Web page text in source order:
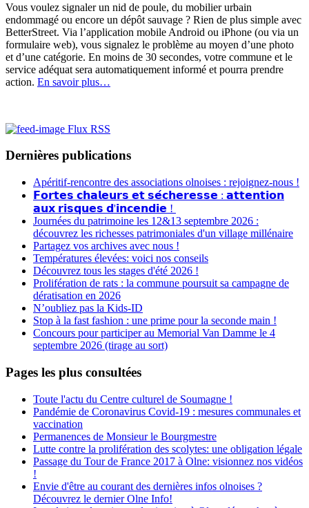
Vous voulez signaler un nid de poule, du mobilier urbain
endommagé ou encore un dépôt sauvage ? Rien de plus simple avec
BetterStreet. Via l’application mobile Android ou iPhone (ou via un
formulaire web), vous signalez le problème au moyen d’une photo
et d’une catégorie. En moins de 30 secondes, votre commune et le
service adéquat sera automatiquement informé et pourra prendre
action. En savoir plus…
Flux RSS
Dernières publications
Apéritif-rencontre des associations olnoises : rejoignez-nous !
𝗙𝗼𝗿𝘁𝗲𝘀 𝗰𝗵𝗮𝗹𝗲𝘂𝗿𝘀 𝗲𝘁 𝘀𝗲́𝗰𝗵𝗲𝗿𝗲𝘀𝘀𝗲 : 𝗮𝘁𝘁𝗲𝗻𝘁𝗶𝗼𝗻
𝗮𝘂𝘅 𝗿𝗶𝘀𝗾𝘂𝗲𝘀 𝗱'𝗶𝗻𝗰𝗲𝗻𝗱𝗶𝗲 !
Journées du patrimoine les 12&13 septembre 2026 :
découvrez les richesses patrimoniales d'un village millénaire
Partagez vos archives avec nous !
Températures élevées: voici nos conseils
Découvrez tous les stages d'été 2026 !
Prolifération de rats : la commune poursuit sa campagne de
dératisation en 2026
N’oubliez pas la Kids-ID
Stop à la fast fashion : une prime pour la seconde main !
Concours pour participer au Memorial Van Damme le 4
septembre 2026 (tirage au sort)
Pages les plus consultées
Toute l'actu du Centre culturel de Soumagne !
Pandémie de Coronavirus Covid-19 : mesures communales et
vaccination
Permanences de Monsieur le Bourgmestre
Lutte contre la prolifération des scolytes: une obligation légale
Passage du Tour de France 2017 à Olne: visionnez nos vidéos
!
Envie d'être au courant des dernières infos olnoises ?
Découvrez le dernier Olne Info!